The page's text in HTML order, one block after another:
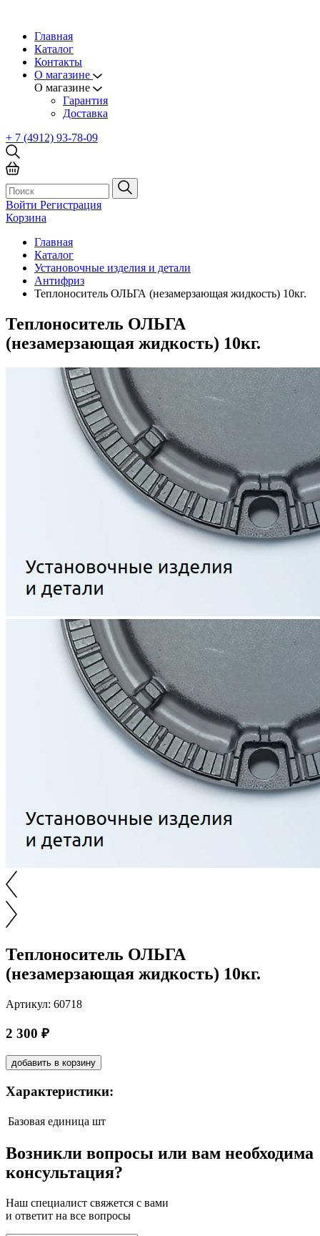
Главная
Каталог
Контакты
О магазине
О магазине
Гарантия
Доставка
+ 7 (4912) 93-78-09
Войти Регистрация
Корзина
Главная
Каталог
Установочные изделия и детали
Антифриз
Теплоноситель ОЛЬГА (незамерзающая жидкость) 10кг.
Теплоноситель ОЛЬГА
(незамерзающая жидкость) 10кг.
Теплоноситель ОЛЬГА
(незамерзающая жидкость) 10кг.
Артикул: 60718
2 300 ₽
добавить в корзину
Характеристики:
Базовая единица шт
Возникли вопросы или вам необходима
консультация?
Наш специалист свяжется с вами
и ответит на все вопросы